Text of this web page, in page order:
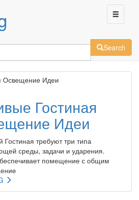
Search
Гостиная
Идеи
требуют три типа
среды, задачи и ударения.
помещение с общим